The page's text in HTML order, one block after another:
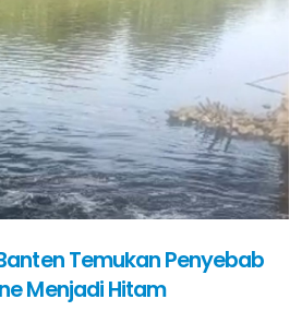
Temukan Penyebab
Menjadi Hitam